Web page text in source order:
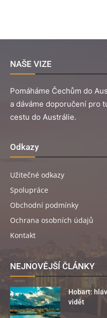
NAŠE VIZE
Pomáháme Čechům do
a dáváme doporučení pro
cestu do Austrálie.
Odkazy
Užitečné odkazy
Spolupráce
Obchodní podmínky
Ochrana osobních údajů
Kontakt
NEJNOVĚJŠÍ ČLÁNKY
Hobart:
vidět